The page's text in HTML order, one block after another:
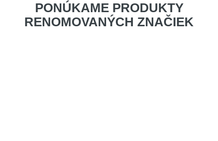
PONÚKAME PRODUKTY
RENOMOVANÝCH ZNAČIEK